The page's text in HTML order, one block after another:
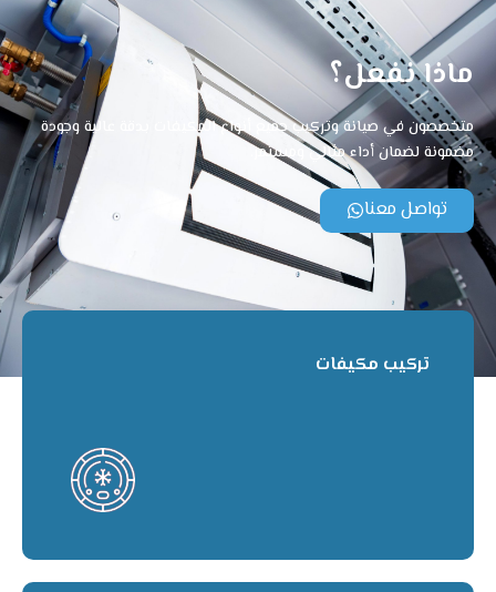
ماذا نفعل؟
متخصصون في صيانة وتركيب جميع أنواع المكيفات بدقة عالية وجودة
مضمونة لضمان أداء مثالي ومستمر.
تواصل معنا
تركيب مكيفات